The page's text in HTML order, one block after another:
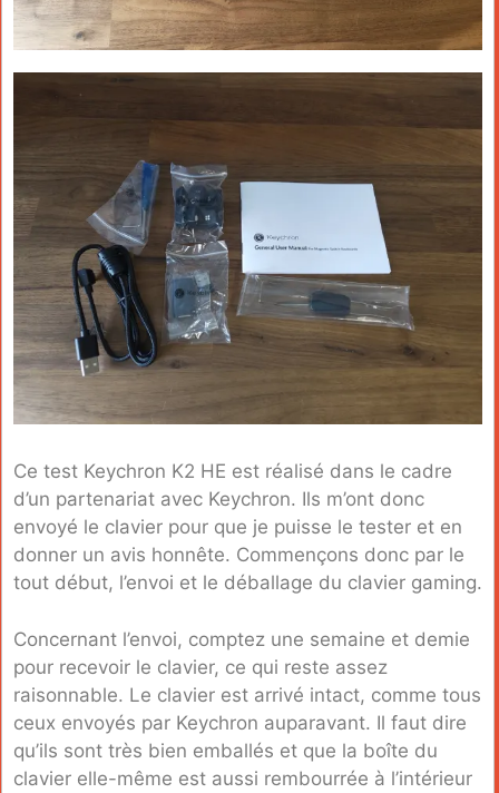
Ce test Keychron K2 HE est réalisé dans le cadre
d’un partenariat avec Keychron. Ils m’ont donc
envoyé le clavier pour que je puisse le tester et en
donner un avis honnête. Commençons donc par le
tout début, l’envoi et le déballage du clavier gaming.
Concernant l’envoi, comptez une semaine et demie
pour recevoir le clavier, ce qui reste assez
raisonnable. Le clavier est arrivé intact, comme tous
ceux envoyés par Keychron auparavant. Il faut dire
qu’ils sont très bien emballés et que la boîte du
clavier elle-même est aussi rembourrée à l’intérieur